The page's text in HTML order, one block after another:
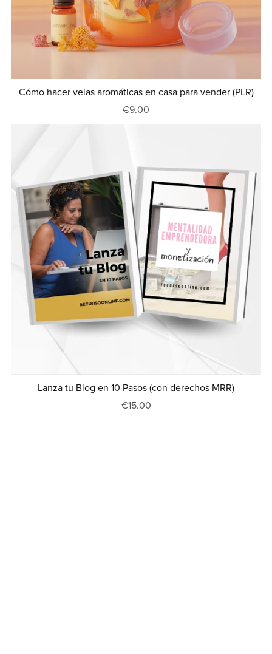
Cómo hacer velas aromáticas en casa para vender (PLR)
€9.00
Lanza tu Blog en 10 Pasos (con derechos MRR)
€15.00